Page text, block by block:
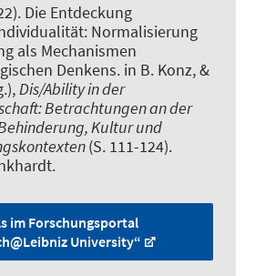
Die Entdeckung
Normalisierung
als Mechanismen
Denkens. in B. Konz, &
Dis/Ability in der
Betrachtungen an der
Kultur und
(S. 111-124).
im Forschungsportal
University“